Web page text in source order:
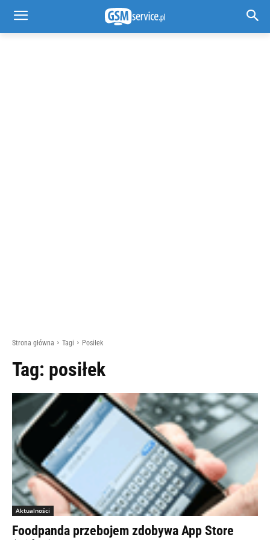
Strona główna Tagi Posiłek
Tag: posiłek
Aktualności
Foodpanda przebojem zdobywa App Store